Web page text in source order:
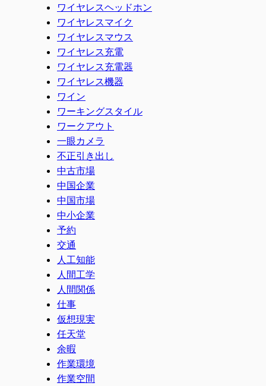
ワイヤレスヘッドホン
ワイヤレスマイク
ワイヤレスマウス
ワイヤレス充電
ワイヤレス充電器
ワイヤレス機器
ワイン
ワーキングスタイル
ワークアウト
一眼カメラ
不正引き出し
中古市場
中国企業
中国市場
中小企業
予約
交通
人工知能
人間工学
人間関係
仕事
仮想現実
任天堂
余暇
作業環境
作業空間